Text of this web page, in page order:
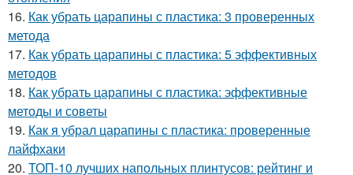
16. Как убрать царапины с пластика: 3 проверенных
метода
17. Как убрать царапины с пластика: 5 эффективных
методов
18. Как убрать царапины с пластика: эффективные
методы и советы
19. Как я убрал царапины с пластика: проверенные
лайфхаки
20. ТОП-10 лучших напольных плинтусов: рейтинг и